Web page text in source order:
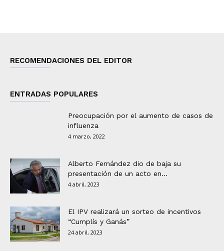
RECOMENDACIONES DEL EDITOR
ENTRADAS POPULARES
Preocupación por el aumento de casos de
influenza
4 marzo, 2022
Alberto Fernández dio de baja su
presentación de un acto en...
4 abril, 2023
El IPV realizará un sorteo de incentivos
“Cumplís y Ganás”
24 abril, 2023